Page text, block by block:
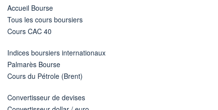
Accueil Bourse
Tous les cours boursiers
Cours CAC 40
Indices boursiers internationaux
Palmarès Bourse
Cours du Pétrole (Brent)
Convertisseur de devises